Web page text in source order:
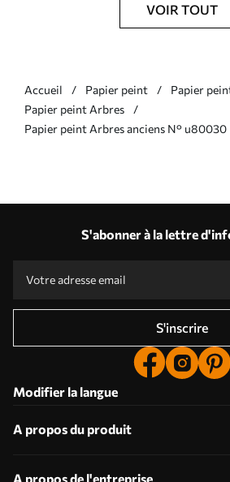
VOIR TOUT
Accueil Papier peint
Papier
Papier peint Arbres
Papier peint Arbres anciens N° u80030
S'abonner à la lettre
S'inscrire
Modifier la langue
A propos du produit
A propos de l'entreprise